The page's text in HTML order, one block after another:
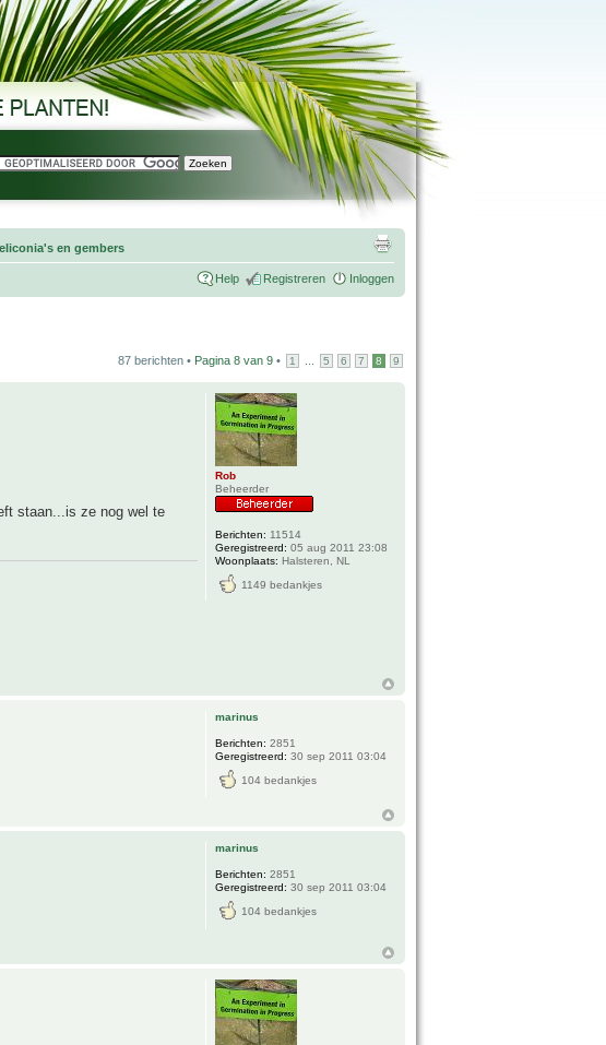
en gembers
Help Registreren Inloggen
87 berichten • Pagina 8 van 9 • 1 5 6 7 8 9
staan...is ze nog wel te
Rob
Beheerder
Berichten: 11514
Geregistreerd: 05 aug 2011 23:08
Woonplaats: Halsteren, NL
1149 bedankjes
marinus
Berichten: 2851
Geregistreerd: 30 sep 2011 03:04
104 bedankjes
marinus
Berichten: 2851
Geregistreerd: 30 sep 2011 03:04
104 bedankjes